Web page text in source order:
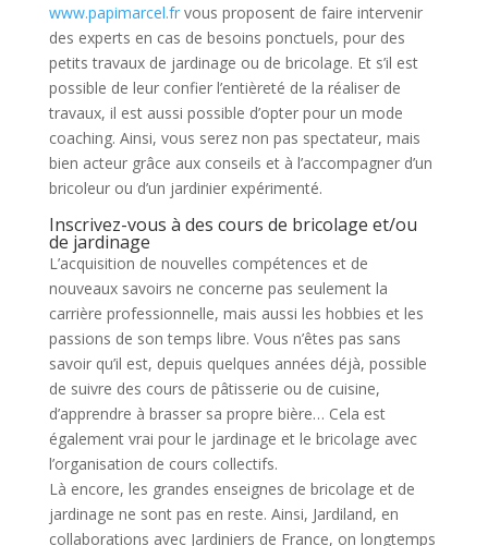
www.papimarcel.frvous proposent de faire intervenir
des experts en cas de besoins ponctuels, pour des
petits travaux de jardinage ou de bricolage. Et s’il est
possible de leur confier l’entièreté de la réaliser de
travaux, il est aussi possible d’opter pour un mode
coaching. Ainsi, vous serez non pas spectateur, mais
bien acteur grâce aux conseils et à l’accompagner d’un
bricoleur ou d’un jardinier expérimenté.
Inscrivez-vous à des cours de bricolage et/ou
de jardinage
L’acquisition de nouvelles compétences et de
nouveaux savoirs ne concerne pas seulement la
carrière professionnelle, mais aussi les hobbies et les
passions de son temps libre. Vous n’êtes pas sans
savoir qu’il est, depuis quelques années déjà, possible
de suivre des cours de pâtisserie ou de cuisine,
d’apprendre à brasser sa propre bière… Cela est
également vrai pour le jardinage et le bricolage avec
l’organisation de cours collectifs.
Là encore, les grandes enseignes de bricolage et de
jardinage ne sont pas en reste. Ainsi, Jardiland, en
collaborations avec Jardiniers de France, on longtemps